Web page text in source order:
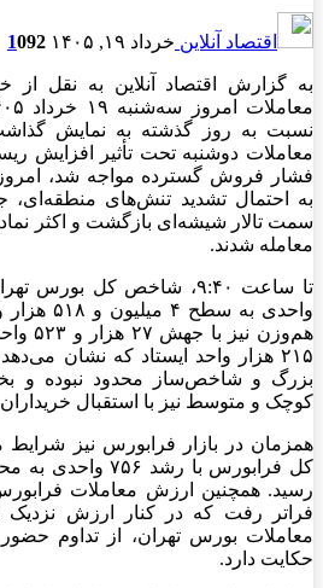
اقتصاد آنلاین خرداد ۱۹, ۱۴۰۵ 1092
به گزارش اقتصاد آنلاین به نقل از
نسبت به روز گذشته به نمایش
معاملات دوشنبه تحت تأثیر افزایش
فشار فروش گسترده مواجه شد،
به احتمال تشدید تنش‌های منطقه‌ای،
سمت تالار شیشه‌ای بازگشت و اکثر
معامله شدند.
هم‌وزن
۲۱۵ هزار واحد ایستاد که نشان
بزرگ و شاخص‌ساز محدود نبوده و
کوچک و متوسط نیز با استقبال
همزمان در بازار فرابورس نیز
معاملات بورس تهران، از تداوم حضور
حکایت دارد.